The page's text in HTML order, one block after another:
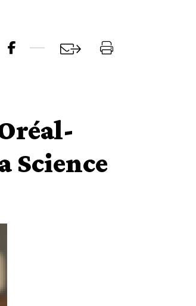
Science